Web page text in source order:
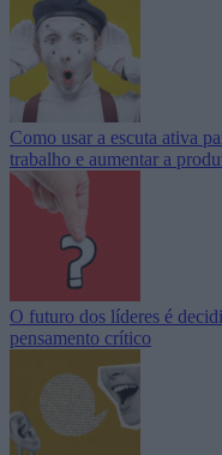
Como usar a escuta ativa
trabalho e aumentar a
O futuro dos líderes é
pensamento crítico